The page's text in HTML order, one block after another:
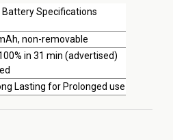
Battery Specifications
non-removable
in 31 min (advertised)
Lasting for Prolonged use